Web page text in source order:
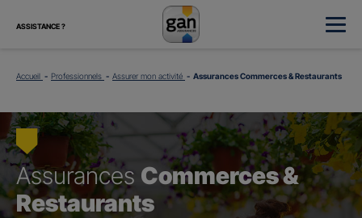
ASSISTANCE ?
Accueil Professionnels Assurer mon activité Assurances Commerces & Restaurants
Assurances Commerces &
Restaurants